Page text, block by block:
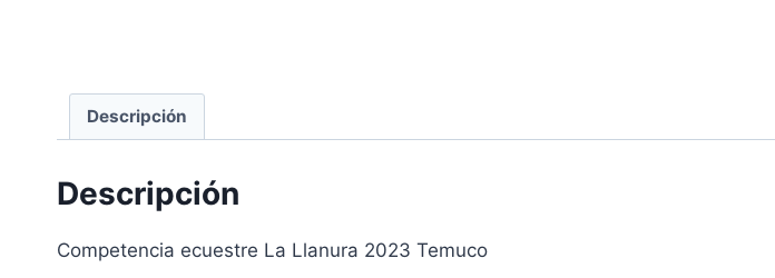
Descripción
Descripción
Competencia ecuestre La Llanura 2023 Temuco